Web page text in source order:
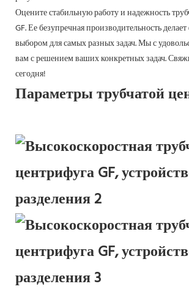
Оцените стабильную работу и надежность
GF. Ее безупречная производительность
выбором для самых разных задач. Мы с
вам с решением ваших конкретных задач.
сегодня!
Параметры трубчатой